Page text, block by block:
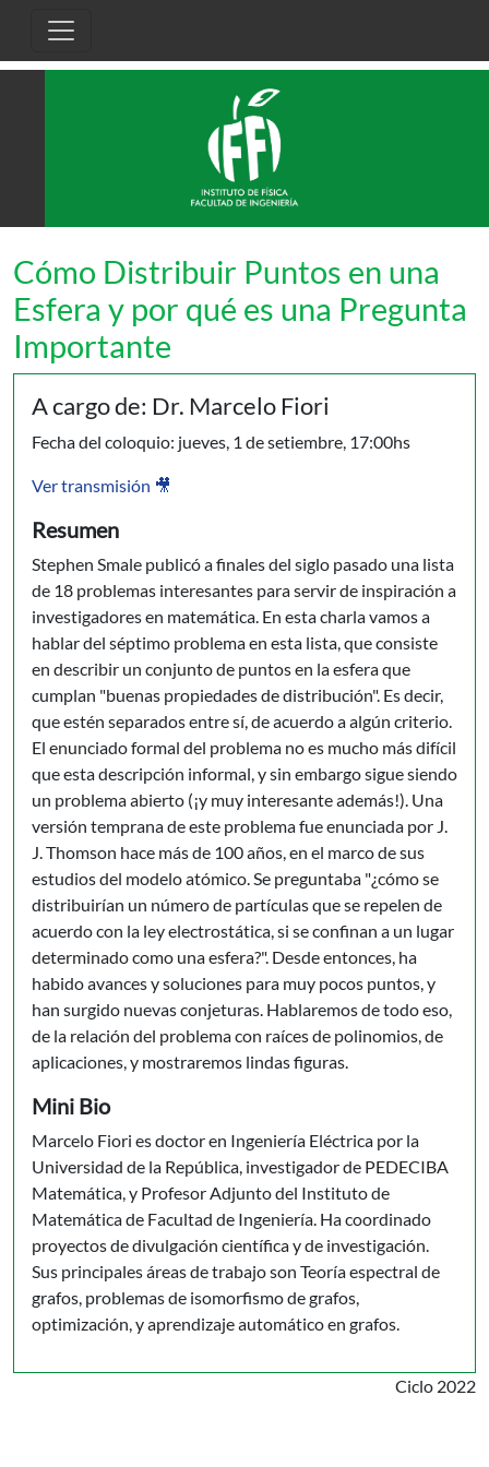
Cómo Distribuir Puntos en una
Esfera y por qué es una Pregunta
Importante
A cargo de: Dr. Marcelo Fiori
Fecha del coloquio: jueves, 1 de setiembre, 17:00hs
Ver transmisión 🎥
Resumen
Stephen Smale publicó a finales del siglo pasado una lista
de 18 problemas interesantes para servir de inspiración a
investigadores en matemática. En esta charla vamos a
hablar del séptimo problema en esta lista, que consiste
en describir un conjunto de puntos en la esfera que
cumplan "buenas propiedades de distribución". Es decir,
que estén separados entre sí, de acuerdo a algún criterio.
El enunciado formal del problema no es mucho más difícil
que esta descripción informal, y sin embargo sigue siendo
un problema abierto (¡y muy interesante además!). Una
versión temprana de este problema fue enunciada por J.
J. Thomson hace más de 100 años, en el marco de sus
estudios del modelo atómico. Se preguntaba "¿cómo se
distribuirían un número de partículas que se repelen de
acuerdo con la ley electrostática, si se confinan a un lugar
determinado como una esfera?". Desde entonces, ha
habido avances y soluciones para muy pocos puntos, y
han surgido nuevas conjeturas. Hablaremos de todo eso,
de la relación del problema con raíces de polinomios, de
aplicaciones, y mostraremos lindas figuras.
Mini Bio
Marcelo Fiori es doctor en Ingeniería Eléctrica por la
Universidad de la República, investigador de PEDECIBA
Matemática, y Profesor Adjunto del Instituto de
Matemática de Facultad de Ingeniería. Ha coordinado
proyectos de divulgación científica y de investigación.
Sus principales áreas de trabajo son Teoría espectral de
grafos, problemas de isomorfismo de grafos,
optimización, y aprendizaje automático en grafos.
Ciclo 2022